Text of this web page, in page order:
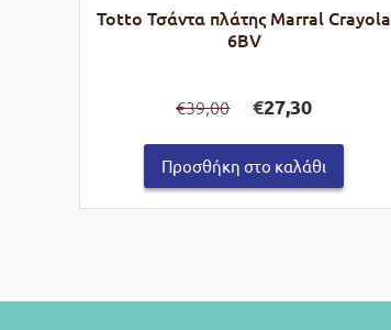
Totto Τσάντα πλάτης Marral Crayola
6BV
€39,00
price
€39,00.
€27,30τρέχουσα
είναι:
€27,30.
Προσθήκη στο καλάθι